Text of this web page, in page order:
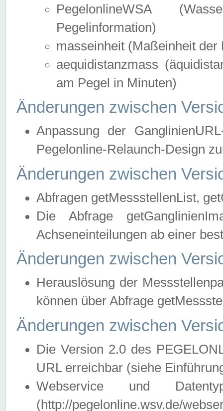
PegelonlineWSA
Pegelinformation)
masseinheit (Maßeinheit der
aequidistanzmass
am Pegel in Minuten)
Änderungen zwischen
Anpassung der
Pegelonline-Relaunch-Design
Änderungen zwischen
Abfragen getMessstellenList,
Die Abfrage
Achseneinteilungen ab einer
Änderungen zwischen
Herauslösung der
können über Abfrage
Änderungen zwischen
Die Version 2.0 des
URL erreichbar (siehe
Webservice und
(http://pegelonline.wsv.de/